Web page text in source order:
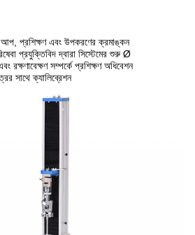
আপ, প্রশিক্ষণ এবং উপকরণের ক্রমাঙ্কন
প্রযুক্তিবিদ দ্বারা সিস্টেমের শুরু Ø
রক্ষণাবেক্ষণ সম্পর্কে প্রশিক্ষণ অধিবেশন
সাথে ক্যালিব্রেশন